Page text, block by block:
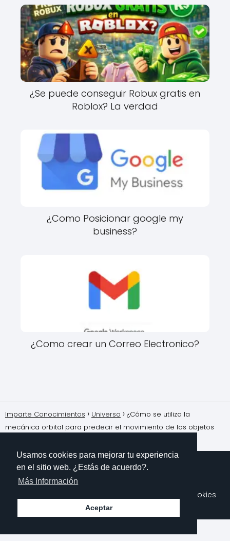
¿Se puede conseguir Robux gratis en
Roblox? La verdad
¿Como Posicionar google my
business?
¿Como crear un Correo Electronico?
Imparte Conocimientos Universo
¿Cómo se utiliza la
mecánica orbital para predecir el movimiento de los objetos
Política de Cookies
Polítioca de Privacidad
Usamos cookies para mejorar tu experiencia
en el sitio web. ¿Estás de acuerdo?.
Más Información
Aceptar